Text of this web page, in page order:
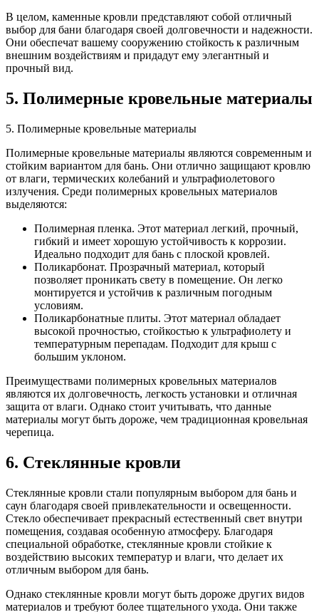
В целом, каменные кровли представляют собой отличный
выбор для бани благодаря своей долговечности и надежности.
Они обеспечат вашему сооружению стойкость к различным
внешним воздействиям и придадут ему элегантный и
прочный вид.
5. Полимерные кровельные материалы
5. Полимерные кровельные материалы
Полимерные кровельные материалы являются современным и
стойким вариантом для бань. Они отлично защищают кровлю
от влаги, термических колебаний и ультрафиолетового
излучения. Среди полимерных кровельных материалов
выделяются:
Полимерная пленка. Этот материал легкий, прочный,
гибкий и имеет хорошую устойчивость к коррозии.
Идеально подходит для бань с плоской кровлей.
Поликарбонат. Прозрачный материал, который
позволяет проникать свету в помещение. Он легко
монтируется и устойчив к различным погодным
условиям.
Поликарбонатные плиты. Этот материал обладает
высокой прочностью, стойкостью к ультрафиолету и
температурным перепадам. Подходит для крыш с
большим уклоном.
Преимуществами полимерных кровельных материалов
являются их долговечность, легкость установки и отличная
защита от влаги. Однако стоит учитывать, что данные
материалы могут быть дороже, чем традиционная кровельная
черепица.
6. Стеклянные кровли
Стеклянные кровли стали популярным выбором для бань и
саун благодаря своей привлекательности и освещенности.
Стекло обеспечивает прекрасный естественный свет внутри
помещения, создавая особенную атмосферу. Благодаря
специальной обработке, стеклянные кровли стойкие к
воздействию высоких температур и влаги, что делает их
отличным выбором для бань.
Однако стеклянные кровли могут быть дороже других видов
материалов и требуют более тщательного ухода. Они также